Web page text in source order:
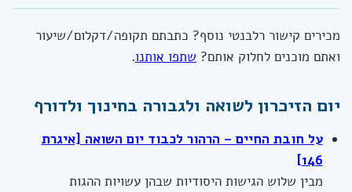
מכירים קישור רלבנטי נוסף? כתבתם תקופה/דקלום/שיעור
ואתם מוכנים לחלוק אותם? שתפו אותנו.
יום הזיכרון לשואה ולגבורה בחינוך ולדורף
על חובת החיים – הרהור לכבוד יום השואה [איגרת
146]
מבין שלוש הגישות היסודיות שבהן עשויות ההגות